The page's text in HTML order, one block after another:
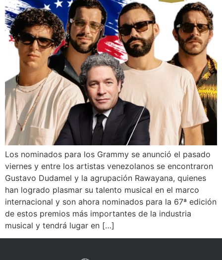
Los nominados para los Grammy se anunció el pasado
viernes y entre los artistas venezolanos se encontraron
Gustavo Dudamel y la agrupación Rawayana, quienes
han logrado plasmar su talento musical en el marco
internacional y son ahora nominados para la 67ª edición
de estos premios más importantes de la industria
musical y tendrá lugar en […]